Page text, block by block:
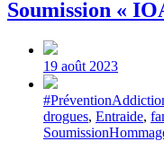
Soumission «
Post
date
19 août 2023
Tagged
with
drogues, Entraide,